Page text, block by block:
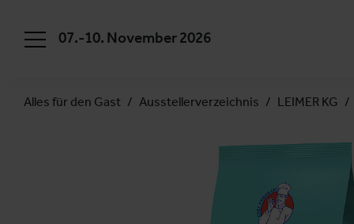
07.-10. November 2026
Alles für den Gast Ausstellerverzeichnis LEIMER KG